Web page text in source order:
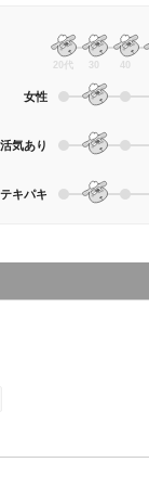
20代 30 40
女性
活気あり
テキパキ